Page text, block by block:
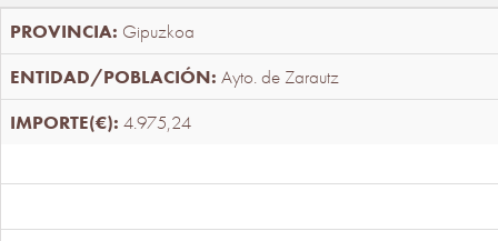
Gipuzkoa
Ayto. de Zarautz
4.975,24